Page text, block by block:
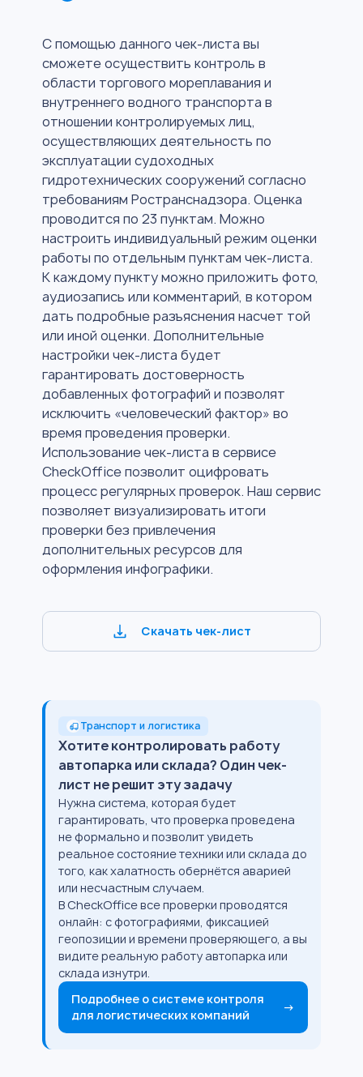
С помощью данного чек-листа вы
сможете осуществить контроль в
области торгового мореплавания и
внутреннего водного транспорта в
отношении контролируемых лиц,
осуществляющих деятельность по
эксплуатации судоходных
гидротехнических сооружений согласно
требованиям Ространснадзора. Оценка
проводится по 23 пунктам. Можно
настроить индивидуальный режим оценки
работы по отдельным пунктам чек-листа.
К каждому пункту можно приложить фото,
аудиозапись или комментарий, в котором
дать подробные разъяснения насчет той
или иной оценки. Дополнительные
настройки чек-листа будет
гарантировать достоверность
добавленных фотографий и позволят
исключить «человеческий фактор» во
время проведения проверки.
Использование чек-листа в сервисе
CheckOffice позволит оцифровать
процесс регулярных проверок. Наш сервис
позволяет визуализировать итоги
проверки без привлечения
дополнительных ресурсов для
оформления инфографики.
Скачать чек-лист
Транспорт и логистика
Хотите контролировать работу
автопарка или склада? Один чек-
лист не решит эту задачу
Нужна система, которая будет
гарантировать, что проверка проведена
не формально и позволит увидеть
реальное состояние техники или склада до
того, как халатность обернётся аварией
или несчастным случаем.
В CheckOffice все проверки проводятся
онлайн: с фотографиями, фиксацией
геопозиции и времени проверяющего, а вы
видите реальную работу автопарка или
склада изнутри.
Подробнее о системе контроля
для логистических компаний
→